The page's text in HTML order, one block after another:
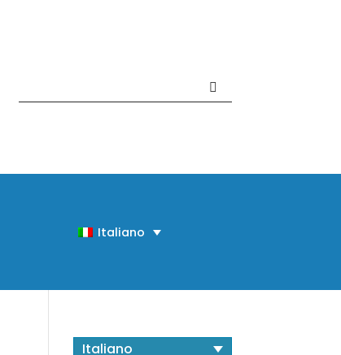
Italiano
Italiano